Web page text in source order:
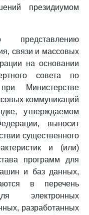
президиумом
связи и массовых
на основании
совета по
Министерстве
коммуникаций
утверждаемом
выносит
существенного
и (или)
программ для
и баз данных,
в перечень
электронных
разработанных